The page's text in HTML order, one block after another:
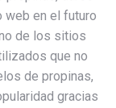
web en el futuro
de los sitios
que no
de propinas,
gracias